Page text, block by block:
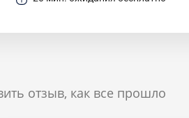
отзыв, как все прошло